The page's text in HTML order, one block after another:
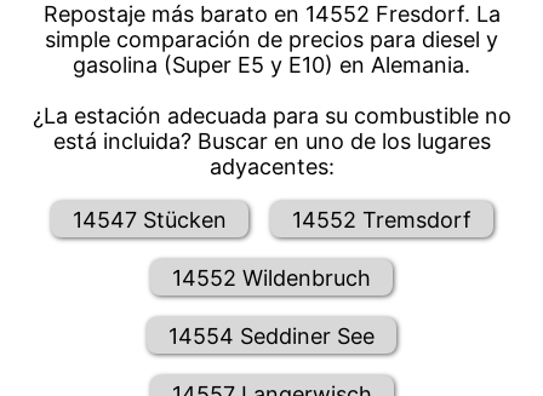
Repostaje más barato en 14552 Fresdorf. La
simple comparación de precios para diesel y
gasolina (Super E5 y E10) en Alemania.
¿La estación adecuada para su combustible no
está incluida? Buscar en uno de los lugares
adyacentes:
14547 Stücken 14552 Tremsdorf
14552 Wildenbruch
14554 Seddiner See